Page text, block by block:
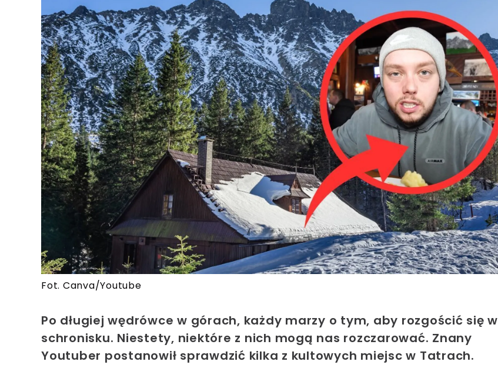
Fot. Canva/Youtube
Po długiej wędrówce w górach, każdy marzy o tym, aby rozgościć się w
schronisku. Niestety, niektóre z nich mogą nas rozczarować. Znany
Youtuber postanowił sprawdzić kilka z kultowych miejsc w Tatrach.